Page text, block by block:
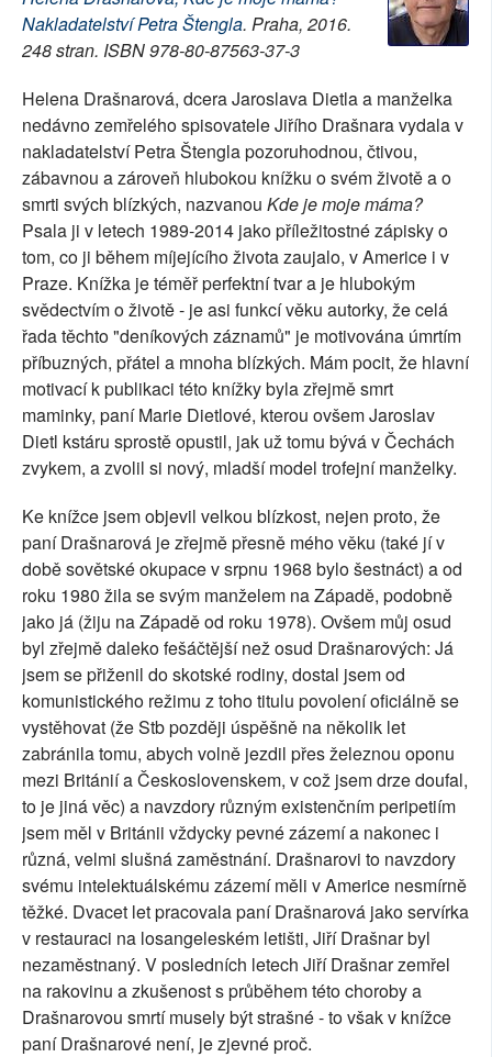
SOCIÁLNÍ SÍTĚ
PLNÁ VERZE STRÁNEK
Nakladatelství Petra Štengla. Praha, 2016.
248 stran. ISBN 978-80-87563-37-3
Helena Drašnarová, dcera Jaroslava Dietla a manželka
nedávno zemřelého spisovatele Jiřího Drašnara vydala v
nakladatelství Petra Štengla pozoruhodnou, čtivou,
zábavnou a zároveň hlubokou knížku o svém životě a o
smrti svých blízkých, nazvanou Kde je moje máma?
Psala ji v letech 1989-2014 jako příležitostné zápisky o
tom, co ji během míjejícího života zaujalo, v Americe i v
Praze. Knížka je téměř perfektní tvar a je hlubokým
svědectvím o životě - je asi funkcí věku autorky, že celá
řada těchto "deníkových záznamů" je motivována úmrtím
příbuzných, přátel a mnoha blízkých. Mám pocit, že hlavní
motivací k publikaci této knížky byla zřejmě smrt
maminky, paní Marie Dietlové, kterou ovšem Jaroslav
Dietl kstáru sprostě opustil, jak už tomu bývá v Čechách
zvykem, a zvolil si nový, mladší model trofejní manželky.
Ke knížce jsem objevil velkou blízkost, nejen proto, že
paní Drašnarová je zřejmě přesně mého věku (také jí v
době sovětské okupace v srpnu 1968 bylo šestnáct) a od
roku 1980 žila se svým manželem na Západě, podobně
jako já (žiju na Západě od roku 1978). Ovšem můj osud
byl zřejmě daleko fešáčtější než osud Drašnarových: Já
jsem se přiženil do skotské rodiny, dostal jsem od
komunistického režimu z toho titulu povolení oficiálně se
vystěhovat (že Stb později úspěšně na několik let
zabránila tomu, abych volně jezdil přes železnou oponu
mezi Británií a Československem, v což jsem drze doufal,
to je jiná věc) a navzdory různým existenčním peripetiím
jsem měl v Británii vždycky pevné zázemí a nakonec i
různá, velmi slušná zaměstnání. Drašnarovi to navzdory
svému intelektuálskému zázemí měli v Americe nesmírně
těžké. Dvacet let pracovala paní Drašnarová jako servírka
v restauraci na losangeleském letišti, Jiří Drašnar byl
nezaměstnaný. V posledních letech Jiří Drašnar zemřel
na rakovinu a zkušenost s průběhem této choroby a
Drašnarovou smrtí musely být strašné - to však v knížce
paní Drašnarové není, je zjevné proč.